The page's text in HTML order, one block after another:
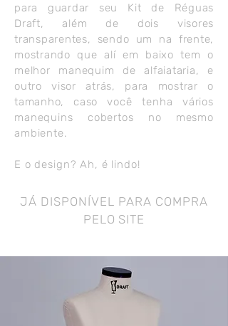
para guardar seu Kit de Réguas
Draft, além de dois visores
transparentes, sendo um na frente,
mostrando que alíem baixo tem o
melhor manequim de alfaiataria, e
outro visor atrás, para mostrar o
tamanho, casovocê tenha vários
manequins cobertos no mesmo
ambiente.
E o design? Ah, é lindo!
JÁ DISPONÍVEL PARA COMPRA
PELO SITE